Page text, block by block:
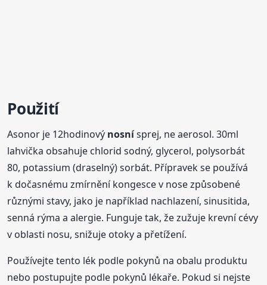
Použití
Asonor je 12hodinový nosnísprej, ne aerosol. 30ml
lahvička obsahuje chlorid sodný, glycerol, polysorbát
80, potassium (draselný) sorbát. Přípravek se používá
k dočasnému zmírnění kongesce v nose způsobené
různými stavy, jako je například nachlazení, sinusitida,
senná rýma a alergie. Funguje tak, že zužuje krevní cévy
v oblasti nosu, snižuje otoky a přetížení.
Používejte tento lék podle pokynů na obalu produktu
nebo postupujte podle pokynů lékaře. Pokud si nejste